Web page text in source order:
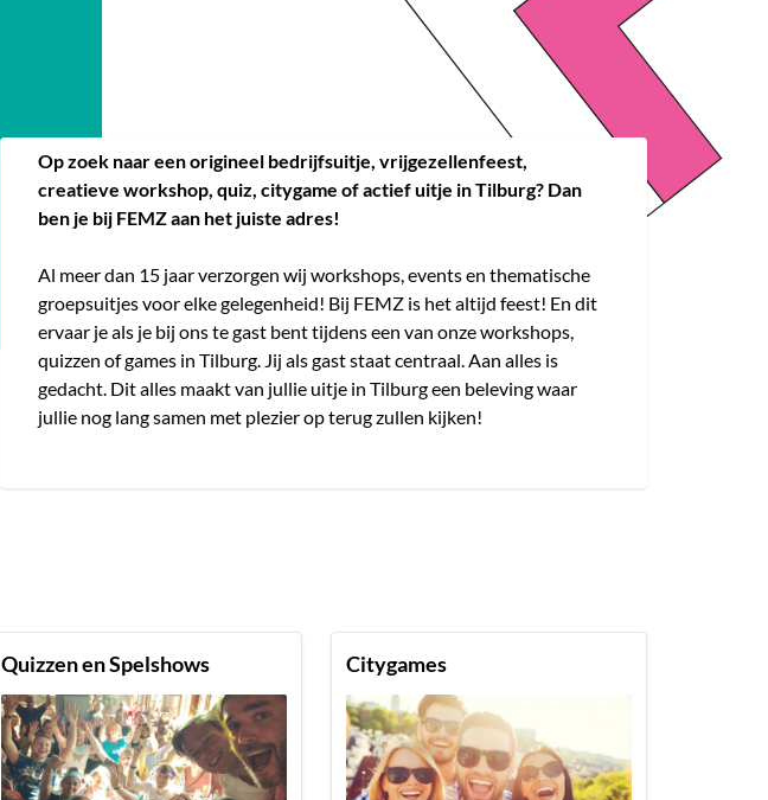
Op zoek naar een origineel bedrijfsuitje, vrijgezellenfeest,
creatieve workshop, quiz, citygame of actief uitje in Tilburg? Dan
ben je bij FEMZ aan het juiste adres!
Al meer dan 15 jaar verzorgen wij workshops, events en thematische
groepsuitjes voor elke gelegenheid! Bij FEMZ is het altijd feest! En dit
ervaar je als je bij ons te gast bent tijdens een van onze workshops,
quizzen of games in Tilburg. Jij als gast staat centraal. Aan alles is
gedacht. Dit alles maakt van jullie uitje in Tilburg een beleving waar
jullie nog lang samen met plezier op terug zullen kijken!
Quizzen en Spelshows Citygames